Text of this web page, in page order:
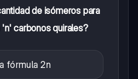
de isómeros para
carbonos quirales?
fórmula 2n